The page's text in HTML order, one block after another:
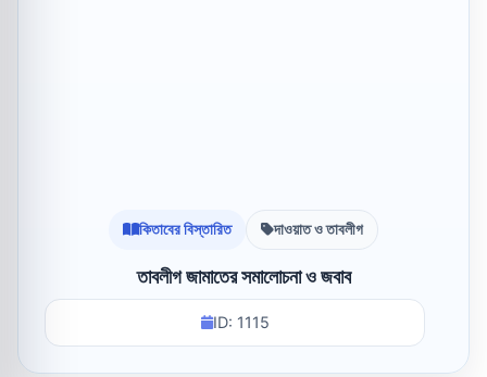
কিতাবের বিস্তারিত দাওয়াত ও তাবলীগ
তাবলীগ জামাতের সমালোচনা ও জবাব
ID: 1115